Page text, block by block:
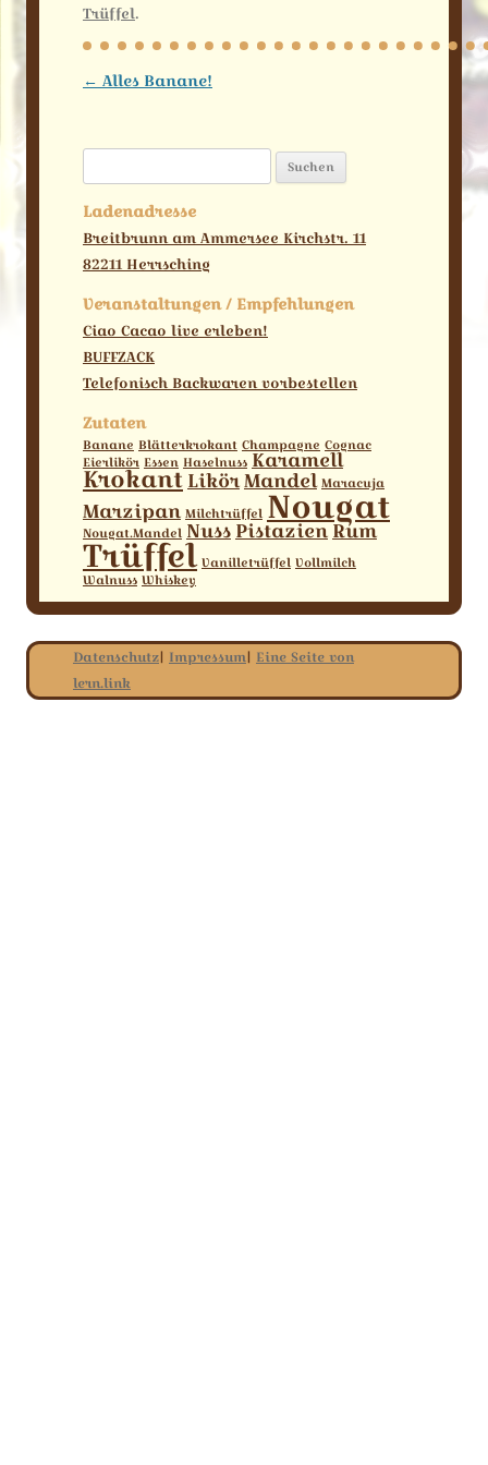
Trüffel.
Beitragsnavigation
← Alles Banane!
nach:
Ladenadresse
Breitbrunn am Ammersee Kirchstr. 11
82211 Herrsching
Veranstaltungen / Empfehlungen
Ciao Cacao live erleben!
BUFFZACK
Telefonisch Backwaren vorbestellen
Zutaten
Banane Blätterkrokant Champagne Cognac
Eierlikör Essen Haselnuss Karamell
Krokant LikörMandel Maracuja
Marzipan Milchtrüffel Nougat
Nougat.Mandel Nuss PistazienRum
Trüffel Vanilletrüffel Vollmilch
Walnuss Whiskey
Datenschutz| Impressum| Eine Seite von
lern.link